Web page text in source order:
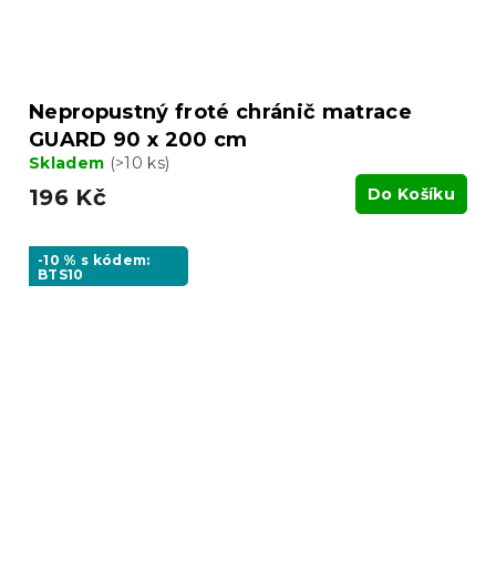
Nepropustný froté chránič matrace
GUARD 90 x 200 cm
Skladem (>10 ks)
196 Kč Do Košíku
-10 % s kódem:
BTS10